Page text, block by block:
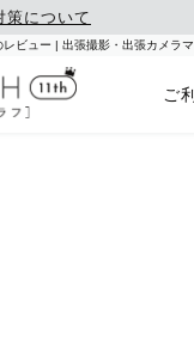
策について
ビュー | 出張撮影・出張カメラ
ご